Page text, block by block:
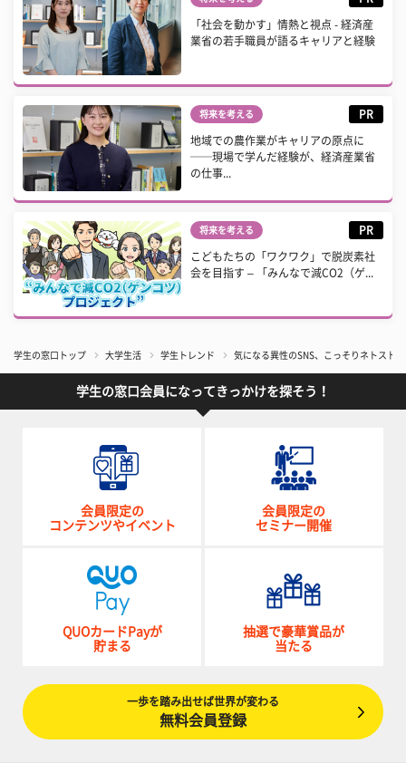
「社会を動かす」情熱と視点 - 経済産
業省の若手職員が語るキャリアと経験
将来を考える PR
地域での農作業がキャリアの原点に
──現場で学んだ経験が、経済産業省
の仕事...
将来を考える PR
こどもたちの「ワクワク」で脱炭素社
会を目指す – 「みんなで減CO2（ゲ...
学生の窓口トップ 大学生活 学生トレンド 気になる異性のSNS、こっそりネトスト
学生の窓口会員になってきっかけを探そう！
会員限定の
コンテンツやイベント
会員限定の
セミナー開催
QUOカードPayが
貯まる
抽選で豪華賞品が
当たる
一歩を踏み出せば世界が変わる
無料会員登録